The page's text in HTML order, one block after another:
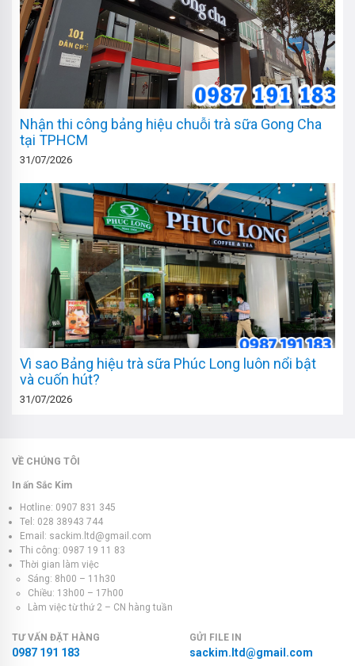
Nhận thi công bảng hiệu chuỗi trà sữa Gong Cha
tại TPHCM
31/07/2026
Vì sao Bảng hiệu trà sữa Phúc Long luôn nổi bật
và cuốn hút?
31/07/2026
VỀ CHÚNG TÔI
In ấn Sắc Kim
Hotline: 0907 831 345
Tel: 028 38943 744
Email: sackim.ltd@gmail.com
Thi công: 0987 19 11 83
Thời gian làm việc
Sáng: 8h00 – 11h30
Chiều: 13h00 – 17h00
Làm việc từ thứ 2 – CN hàng tuần
TƯ VẤN ĐẶT HÀNG
0987 191 183
GỬI FILE IN
sackim.ltd@gmail.com